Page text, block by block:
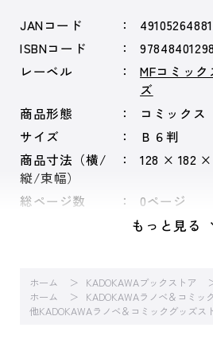
JANコード
ISBNコード
レーベル
MFコミッ
ズ
商品形態
コミックス
サイズ
Ｂ６判
商品寸法（横/
縦/束幅）
128 × 182 ×
総ページ数 0ページ
もっと見る
ホーム KADOKAWAブックストア
ホーム
KADOKAWAラノベ＆コミッ
他KADOKAWAラノベ＆コミックグッズス